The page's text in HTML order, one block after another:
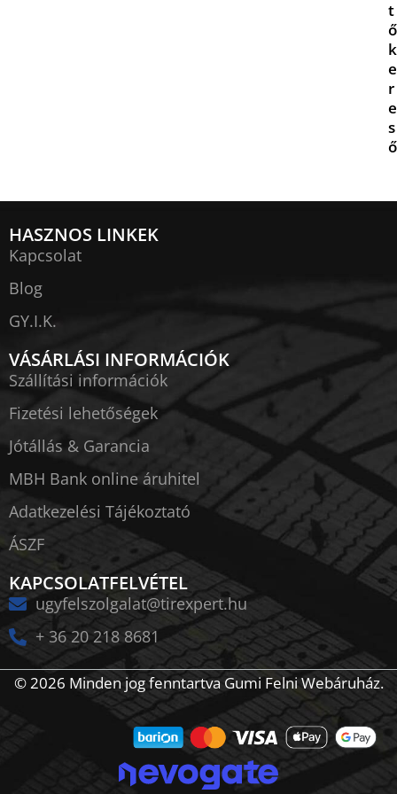
t
ő
k
e
r
e
s
ő
HASZNOS LINKEK
Kapcsolat
Blog
GY.I.K.
VÁSÁRLÁSI INFORMÁCIÓK
Szállítási információk
Fizetési lehetőségek
Jótállás & Garancia
MBH Bank online áruhitel
Adatkezelési Tájékoztató
ÁSZF
KAPCSOLATFELVÉTEL
ugyfelszolgalat@tirexpert.hu
+ 36 20 218 8681
© 2026 Minden jog fenntartva Gumi Felni Webáruház.